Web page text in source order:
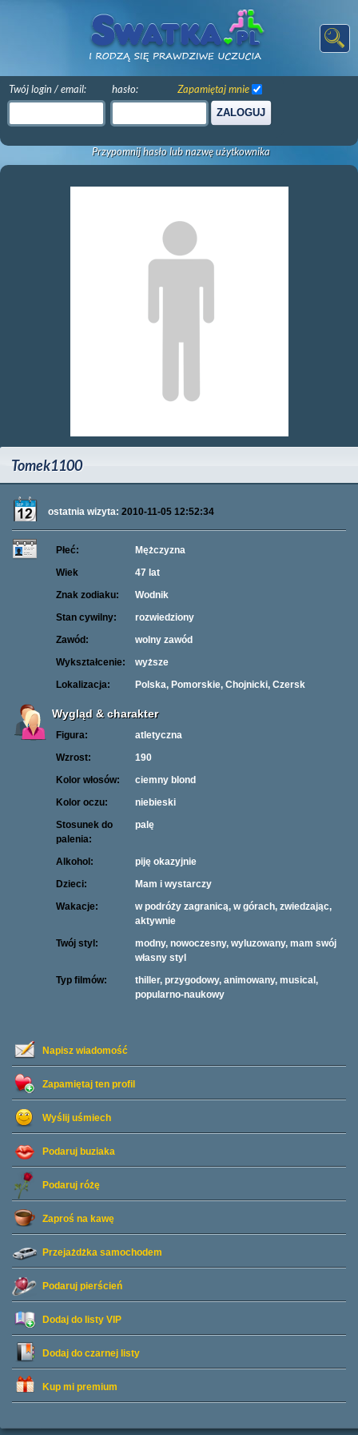
Twój login / email: hasło:
ZALOGUJ
Zapamiętaj mnie
Przypomnij hasło lub nazwę użytkownika
Tomek1100
ostatnia wizyta: 2010-11-05 12:52:34
Napisz wiadomość
Zapamiętaj ten profil
Wyślij uśmiech
Podaruj buziaka
Podaruj różę
Zaproś na kawę
Przejażdżka samochodem
Podaruj pierścień
Dodaj do listy VIP
Dodaj do czarnej listy
Kup mi premium
Płeć:
Mężczyzna
Wiek
47 lat
Znak zodiaku:
Wodnik
Stan cywilny:
rozwiedziony
Zawód:
wolny zawód
Wykształcenie:
wyższe
Lokalizacja:
Polska, Pomorskie, Chojnicki, Czersk
Wygląd & charakter
Figura:
atletyczna
Wzrost:
190
Kolor włosów:
ciemny blond
Kolor oczu:
niebieski
Stosunek do
palenia:
palę
Alkohol:
piję okazyjnie
Dzieci:
Mam i wystarczy
Wakacje:
w podróży zagranicą, w górach, zwiedzając,
aktywnie
Twój styl:
modny, nowoczesny, wyluzowany, mam swój
własny styl
Typ filmów:
thiller, przygodowy, animowany, musical,
popularno-naukowy